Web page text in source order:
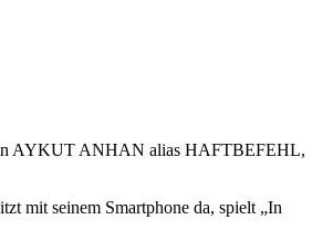
AYKUT ANHAN alias HAFTBEFEHL,
mit seinem Smartphone da, spielt „In